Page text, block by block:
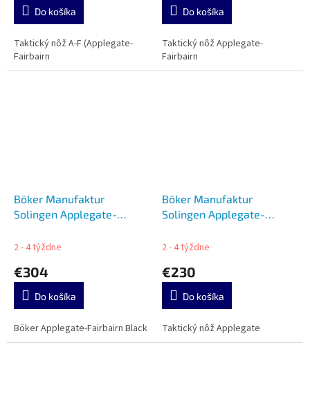
Do košíka
Taktický nôž A-F (Applegate-
Fairbairn
Do košíka
Taktický nôž Applegate-
Fairbairn
Böker Manufaktur
Solingen Applegate-
2 - 4 týždne
€304
Do košíka
Böker Applegate-Fairbairn Black
Böker Manufaktur
Solingen Applegate-
2 - 4 týždne
€230
Do košíka
Taktický nôž Applegate